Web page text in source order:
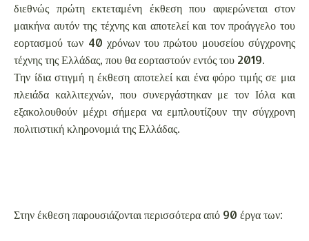
διεθνώς πρώτη εκτεταμένη έκθεση που αφιερώνεται στον
μαικήνα αυτόν της τέχνης και αποτελεί και τον προάγγελο του
εορτασμού των 40 χρόνων του πρώτου μουσείου σύγχρονης
τέχνης της Ελλάδας, που θα εορταστούν εντός του 2019.
Την ίδια στιγμή η έκθεση αποτελεί και ένα φόρο τιμής σε μια
πλειάδα καλλιτεχνών, που συνεργάστηκαν με τον Ιόλα και
εξακολουθούν μέχρι σήμερα να εμπλουτίζουν την σύγχρονη
πολιτιστική κληρονομιά της Ελλάδας.
Στην έκθεση παρουσιάζονται περισσότερα από 90 έργα των: